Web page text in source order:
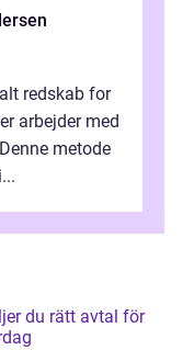
redskab for
arbejder med
metode